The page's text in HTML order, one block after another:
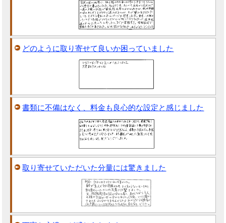
どのように取り寄せて良いか困っていました
書類に不備はなく、料金も良心的な設定と感じました
取り寄せていただいた分量には驚きました